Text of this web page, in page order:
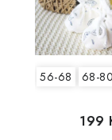
56-68 68-80
199